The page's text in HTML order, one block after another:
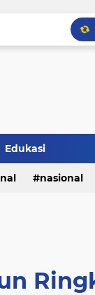
Edukasi
nasional